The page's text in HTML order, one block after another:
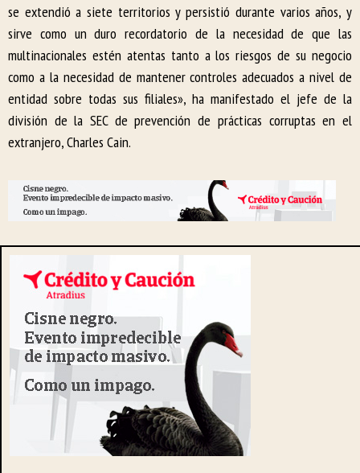
se extendió a siete territorios y persistió durante varios años, y
sirve como un duro recordatorio de la necesidad de que las
multinacionales estén atentas tanto a los riesgos de su negocio
como a la necesidad de mantener controles adecuados a nivel de
entidad sobre todas sus filiales», ha manifestado el jefe de la
división de la SEC de prevención de prácticas corruptas en el
extranjero, Charles Cain.